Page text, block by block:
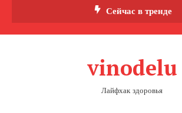
Сейчас в тренде
vinodelu
Лайфхак здоровья